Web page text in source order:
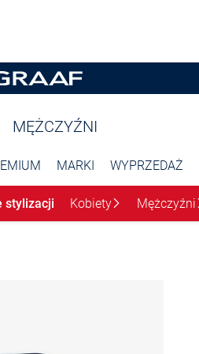
MĘŻCZYŹNI
MARKI WYPRZEDAŻ
stylizacji Kobiety Mężczyźni